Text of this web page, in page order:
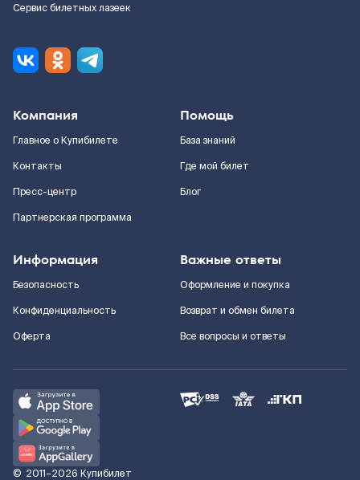
Сервис билетных лазеек
Компания
Главное о Купибилете
Контакты
Пресс-центр
Партнерская программа
Помощь
База знаний
Где мой билет
Блог
Информация
Безопасность
Конфиденциальность
Оферта
Важные ответы
Оформление и покупка
Возврат и обмен билета
Все вопросы и ответы
© 2011–2026 Купибилет